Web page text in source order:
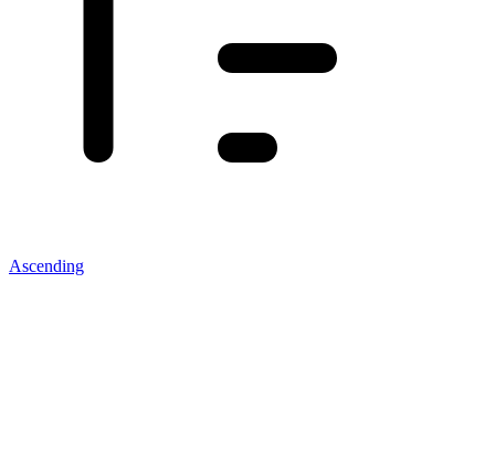
Ascending